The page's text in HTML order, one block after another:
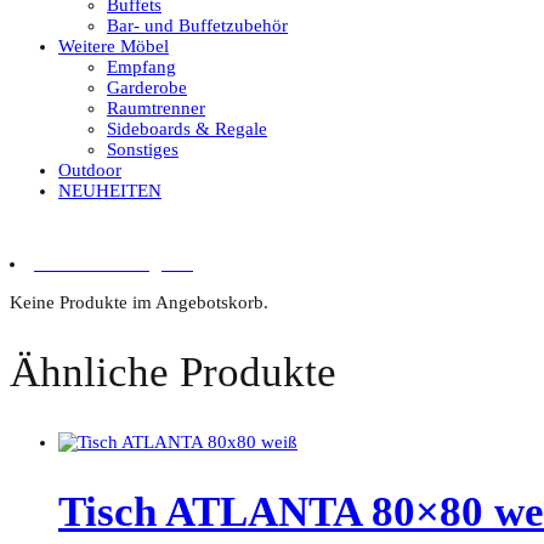
Buffets
Bar- und Buffetzubehör
Weitere Möbel
Empfang
Garderobe
Raumtrenner
Sideboards & Regale
Sonstiges
Outdoor
NEUHEITEN
Keine Produkte im Angebotskorb.
Ähnliche Produkte
Tisch ATLANTA 80×80